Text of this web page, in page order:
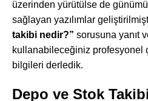
üzerinden yürütülse de
sağlayan yazılımlar
takibi nedir?” sorusuna yanıt
kullanabileceğiniz profesyonel
bilgileri derledik.
Depo ve Stok